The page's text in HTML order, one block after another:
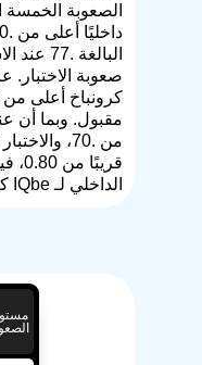
الصعوبة الخمسة
البالغة .77
صعوبة الاختبار.
مقبول. وبما أن
من .70،
قريبًا من
الداخلي لـ IQbe كافٍ.
مستوى
الصعوبة